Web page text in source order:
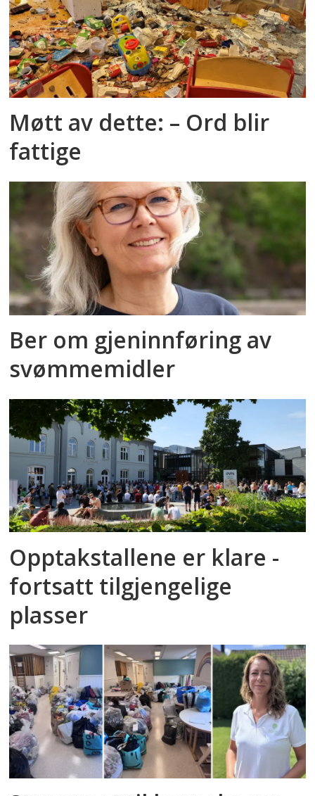
Møtt av dette: – Ord blir
fattige
Ber om gjeninnføring av
svømmemidler
Opptakstallene er klare -
fortsatt tilgjengelige
plasser